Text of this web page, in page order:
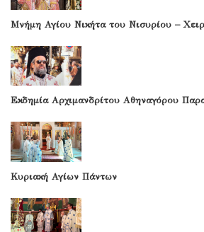
Μνήμη Αγίου Νικήτα του Νισυρίου –
Εκδημία Αρχιμανδρίτου Αθηναγόρου
Κυριακή Αγίων Πάντων